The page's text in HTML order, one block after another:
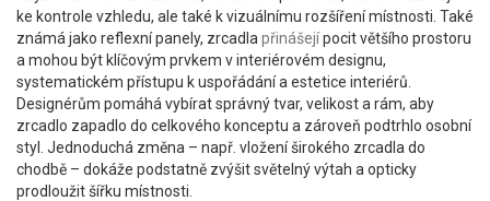
ke kontrole vzhledu, ale také k vizuálnímu rozšíření místnosti . Také
známá jako reflexní panely, zrcadla přinášejípocit většího prostoru
a mohou být klíčovým prvkem vinteriérovém designu,
systematickém přístupu k uspořádání a estetice interiérů
Designérům pomáhá vybírat správný tvar, velikost a rám, aby
zrcadlo zapadlo do celkového konceptu a zároveň podtrhlo osobní
styl. Jednoduchá změna – např. vložení širokého zrcadla do
chodbě – dokáže podstatně zvýšit světelný výtah a opticky
prodloužit šířku místnosti.